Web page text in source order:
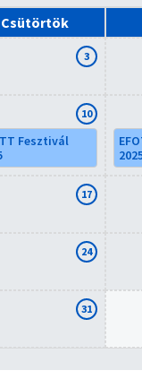
Csütörtök
3
10
Fesztivál
17
24
31